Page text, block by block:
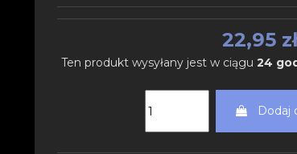
22,95 zł
Ten produkt wysyłany jest w ciągu 24
Dodaj